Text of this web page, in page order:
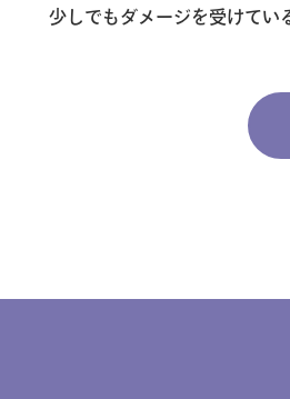
少しでもダメージを受けてい